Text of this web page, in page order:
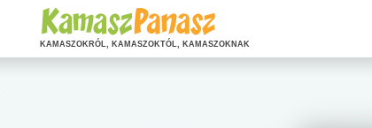
KAMASZOKRÓL, KAMASZOKTÓL, KAMASZOKNAK